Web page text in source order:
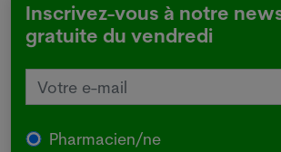
Inscrivez-vous à notre
gratuite du vendredi
Pharmacien/ne